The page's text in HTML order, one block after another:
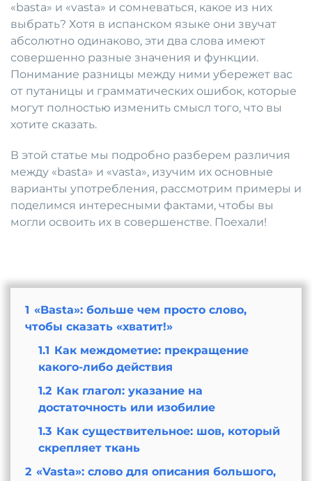
«basta» и «vasta» и сомневаться, какое из них
выбрать? Хотя в испанском языке они звучат
абсолютно одинаково, эти два слова имеют
совершенно разные значения и функции.
Понимание разницы между ними убережет вас
от путаницы и грамматических ошибок, которые
могут полностью изменить смысл того, что вы
хотите сказать.
В этой статье мы подробно разберем различия
между «basta» и «vasta», изучим их основные
варианты употребления, рассмотрим примеры и
поделимся интересными фактами, чтобы вы
могли освоить их в совершенстве. Поехали!
1 «Basta»: больше чем просто слово,
чтобы сказать «хватит!»
1.1 Как междометие: прекращение
какого-либо действия
1.2 Как глагол: указание на
достаточность или изобилие
1.3 Как существительное: шов, который
скрепляет ткань
2 «Vasta»: слово для описания большого,